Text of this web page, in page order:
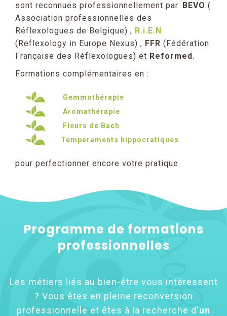
sont reconnues professionnellement par BEVO (
Association professionnelles des
Réflexologues de Belgique) , R.i.E.N
(Reflexology in Europe Nexus) , FFR (Fédération
Française des Réflexologues) et Reformed.
Formations complémentaires en :
Gemmothérapie
Aromathérapie
Fleurs de Bach
Tempéraments hippocratiques
pour perfectionner encore votre pratique.
Programme de formations
professionnelles
Les métiers liés au bien-être vous intéressent
? Vous êtes en pleine reconversion
professionnelle et êtes à la recherche d'un